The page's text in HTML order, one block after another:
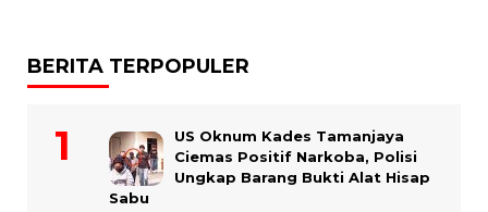
BERITA TERPOPULER
US Oknum Kades Tamanjaya
Ciemas Positif Narkoba, Polisi
Ungkap Barang Bukti Alat Hisap
Sabu